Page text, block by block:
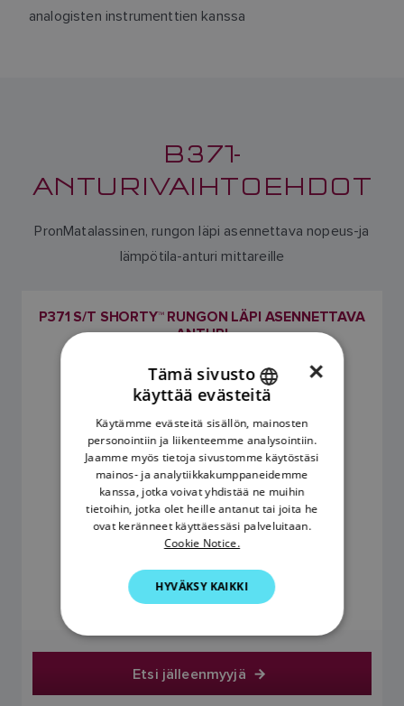
analogisten instrumenttien kanssa
B371-
ANTURIVAIHTOEHDOT
PronMatalassinen, rungon läpi asennettava nopeus-ja
lämpötila-anturi mittareille
P371 S/T SHORTY™ RUNGON LÄPI ASENNETTAVA
ANTURI
169,43 €
Hinta sisältää arvonlisäveron
Etsi jälleenmyyjä
ENGLISH
FRENCH
DANISH
ITALIAN
SWEDISH
DUTCH
FINNISH
×
Tämä sivusto
käyttää evästeitä
Käytämme evästeitä sisällön, mainosten
personointiin ja liikenteemme analysointiin.
Jaamme myös tietoja sivustomme käytöstäsi
mainos- ja analytiikkakumppaneidemme
kanssa, jotka voivat yhdistää ne muihin
tietoihin, jotka olet heille antanut tai joita he
ovat keränneet käyttäessäsi palveluitaan.
Cookie Notice.
HYVÄKSY KAIKKI